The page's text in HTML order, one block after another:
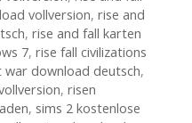
vollversion, rise and
, rise and fall karten
7, rise fall civilizations
war download deutsch,
, risen
, sims 2 kostenlose